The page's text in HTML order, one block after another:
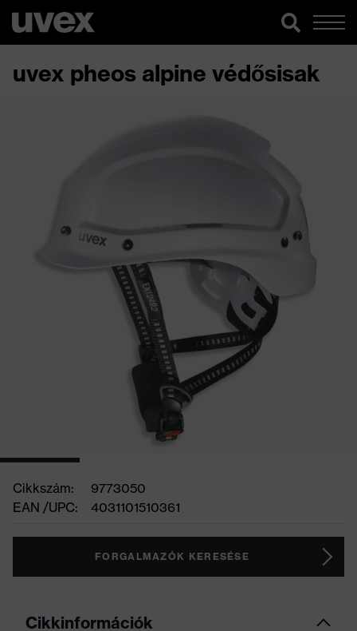
uvex pheos alpine védősisak
Cikkszám:
9773050
EAN /UPC:
4031101510361
FORGALMAZÓK KERESÉSE
Cikkinformációk